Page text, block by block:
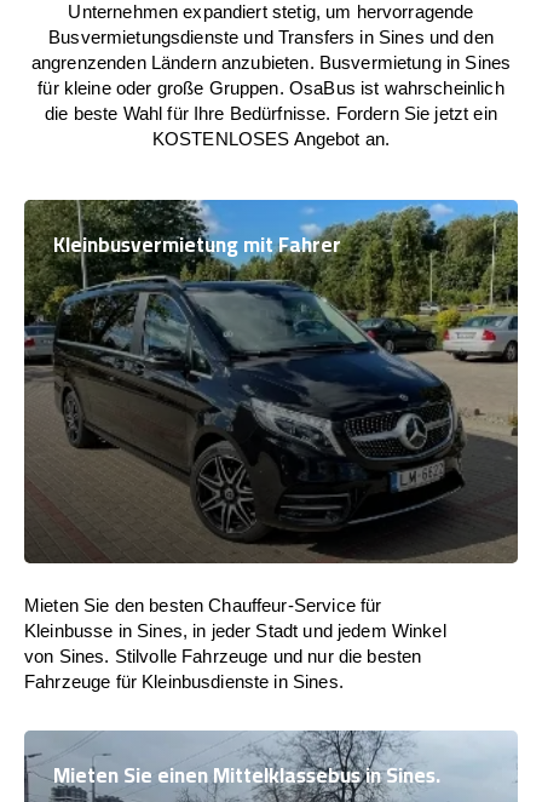
Unternehmen expandiert stetig, um hervorragende
Busvermietungsdienste und Transfers in Sines und den
angrenzenden Ländern anzubieten. Busvermietung in Sines
für kleine oder große Gruppen. OsaBus ist wahrscheinlich
die beste Wahl für Ihre Bedürfnisse. Fordern Sie jetzt ein
KOSTENLOSES Angebot an.
Kleinbusvermietung mit Fahrer
Mieten Sie den besten Chauffeur-Service für
Kleinbusse in Sines, in jeder Stadt und jedem Winkel
von Sines. Stilvolle Fahrzeuge und nur die besten
Fahrzeuge für Kleinbusdienste in Sines.
Mieten Sie einen Mittelklassebus in Sines.